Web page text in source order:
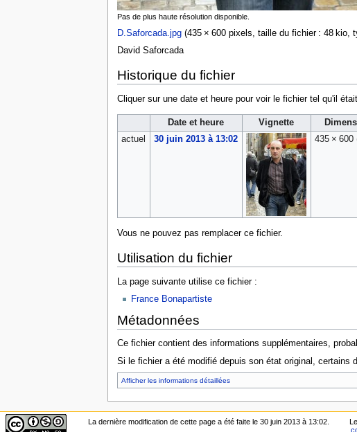
Pas de plus haute résolution disponible.
D.Saforcada.jpg‎ (435 × 600 pixels, taille du fichier : 48 kio,
David Saforcada
Historique du fichier
Cliquer sur une date et heure pour voir le fichier tel qu'il
Date et heure Vignette
actuel
30 juin 2013 à 13:02 435 × 600
Vous ne pouvez pas remplacer ce fichier.
Utilisation du fichier
La page suivante utilise ce fichier :
France Bonapartiste
Métadonnées
Ce fichier contient des informations supplémentaires,
Si le fichier a été modifié depuis son état original, certains
Afficher les informations détaillées
La dernière modification de cette page a été faite le 30 juin 2013 à 13:02.